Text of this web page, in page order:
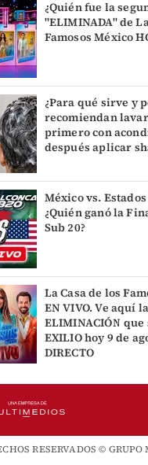
¿Quién fue la
"ELIMINADA" de
Famosos México
¿Para qué sirve y
recomiendan
primero con
después aplicar
México vs.
¿Quién ganó la
Sub 20?
La Casa de los
EN VIVO. Ve aquí la
ELIMINACIÓN
EXILIO hoy 9 de
DIRECTO
RESERVADOS © GRUPO